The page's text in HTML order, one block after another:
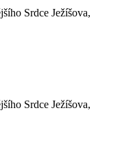
Srdce Ježíšova,
Srdce Ježíšova,